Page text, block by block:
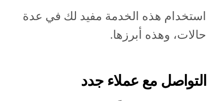
استخدام هذه الخدمة مفيد لك في عدة
حالات، وهذه أبرزها.
التواصل مع عملاء جدد